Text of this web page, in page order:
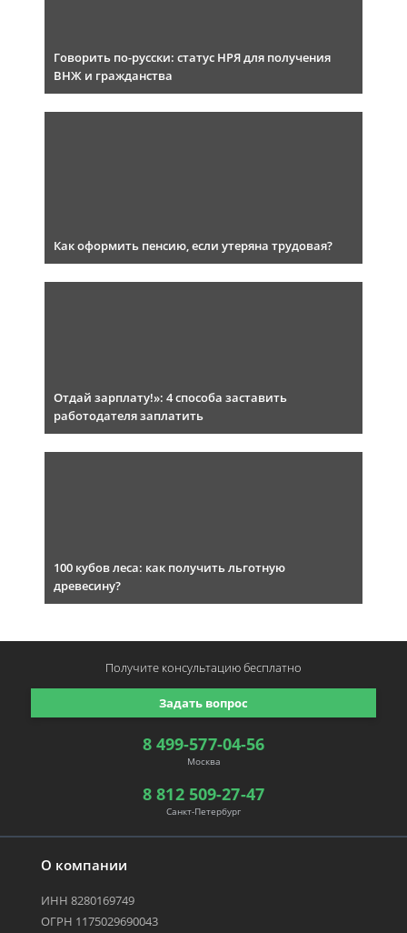
Говорить по-русски: статус НРЯ для получения
ВНЖ и гражданства
Как оформить пенсию, если утеряна трудовая?
Отдай зарплату!»: 4 способа заставить
работодателя заплатить
100 кубов леса: как получить льготную
древесину?
О компании
ИНН 8280169749
ОГРН 1175029690043
8 499-577-04-56
Москва
8 812 509-27-47
Санкт-Петербург
Задать вопрос
Получите консультациюбесплатно